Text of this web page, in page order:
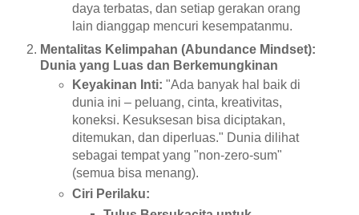
daya terbatas, dan setiap gerakan orang
lain dianggap mencuri kesempatanmu.
Mentalitas Kelimpahan (Abundance Mindset):
Dunia yang Luas dan Berkemungkinan
Keyakinan Inti: "Ada banyak hal baik di
dunia ini – peluang, cinta, kreativitas,
koneksi. Kesuksesan bisa diciptakan,
ditemukan, dan diperluas." Dunia dilihat
sebagai tempat yang "non-zero-sum"
(semua bisa menang).
Ciri Perilaku: